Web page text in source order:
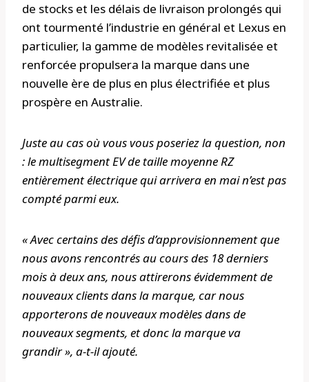
de stocks et les délais de livraison prolongés qui
ont tourmenté l’industrie en général et Lexus en
particulier, la gamme de modèles revitalisée et
renforcée propulsera la marque dans une
nouvelle ère de plus en plus électrifiée et plus
prospère en Australie.
Juste au cas où vous vous poseriez la question, non
: le multisegment EV de taille moyenne RZ
entièrement électrique qui arrivera en mai n’est pas
compté parmi eux.
« Avec certains des défis d’approvisionnement que
nous avons rencontrés au cours des 18 derniers
mois à deux ans, nous attirerons évidemment de
nouveaux clients dans la marque, car nous
apporterons de nouveaux modèles dans de
nouveaux segments, et donc la marque va
grandir », a-t-il ajouté.